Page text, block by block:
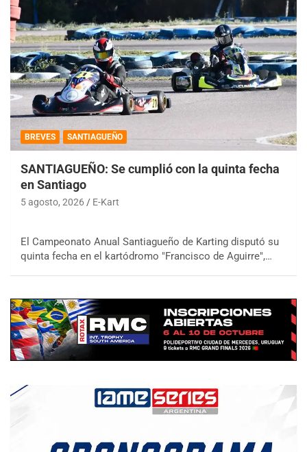
BREVES SANTIAGUEÑO
SANTIAGUEÑO: Se cumplió con la quinta fecha
en Santiago
5 agosto, 2026 E-Kart
El Campeonato Anual Santiagueño de Karting disputó su
quinta fecha en el kartódromo "Francisco de Aguirre",…